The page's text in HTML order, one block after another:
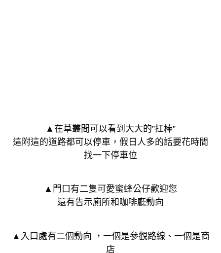
▲在草叢間可以看到大大的”扛棒”
這附這的道路都可以停車，假日人多的話要花時間
找一下停車位
▲門口有二隻可愛蜜蜂公仔歡迎您
還有告示廁所和咖啡廳動向
▲入口處有二個動向 ，一個是參觀路線、一個是商
店